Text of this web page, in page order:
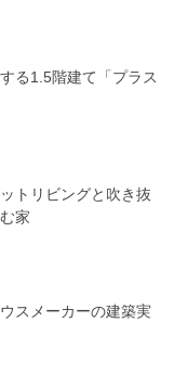
る1.5階建て「プラス
トリビングと吹き抜
家
スメーカーの建築実